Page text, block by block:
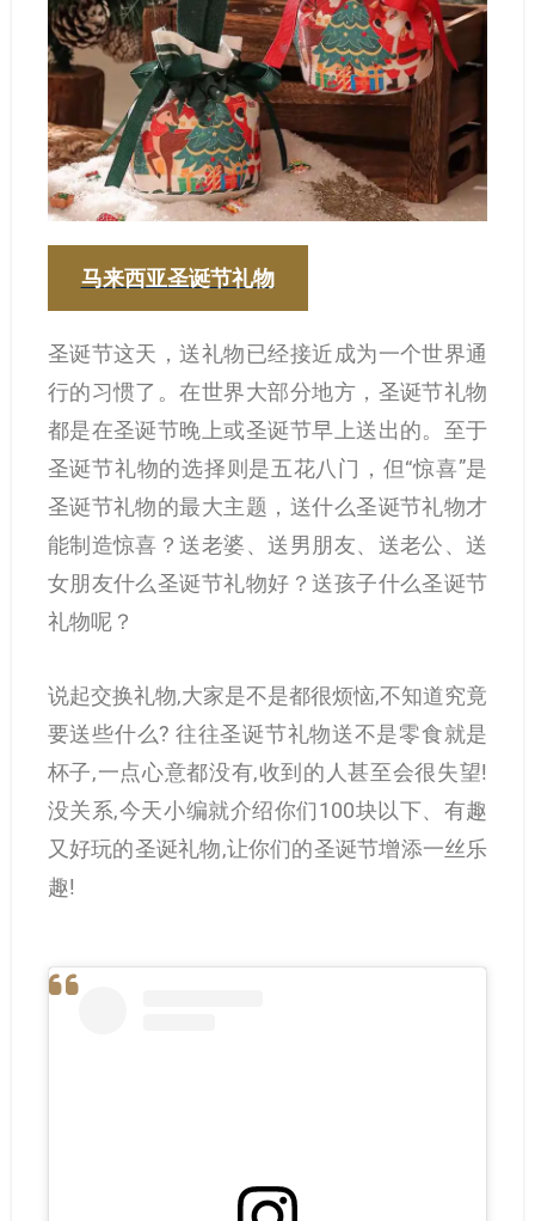
马来西亚圣诞节礼物
圣诞节这天，送礼物已经接近成为一个世界通
行的习惯了。在世界大部分地方，圣诞节礼物
都是在圣诞节晚上或圣诞节早上送出的。至于
圣诞节礼物的选择则是五花八门，但“惊喜”是
圣诞节礼物的最大主题，送什么圣诞节礼物才
能制造惊喜？送老婆、送男朋友、送老公、送
女朋友什么圣诞节礼物好？送孩子什么圣诞节
礼物呢？
说起交换礼物,大家是不是都很烦恼,不知道究竟
要送些什么? 往往圣诞节礼物送不是零食就是
杯子,一点心意都没有,收到的人甚至会很失望!
没关系,今天小编就介绍你们100块以下、有趣
又好玩的圣诞礼物,让你们的圣诞节增添一丝乐
趣!